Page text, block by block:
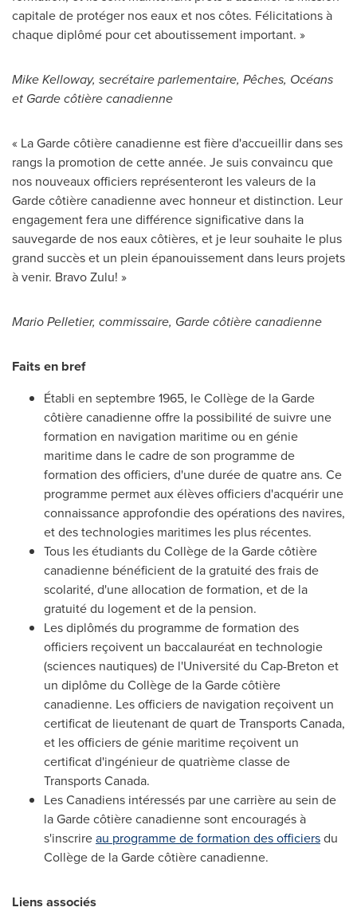
capitale de protéger nos eaux et nos côtes. Félicitations à
chaque diplômé pour cet aboutissement important. »
Mike Kelloway, secrétaire parlementaire, Pêches, Océans
et Garde côtière canadienne
« La Garde côtière canadienne est fière d'accueillir dans ses
rangs la promotion de cette année. Je suis convaincu que
nos nouveaux officiers représenteront les valeurs de la
Garde côtière canadienne avec honneur et distinction. Leur
engagement fera une différence significative dans la
sauvegarde de nos eaux côtières, et je leur souhaite le plus
grand succès et un plein épanouissement dans leurs projets
à venir. Bravo Zulu! »
Mario Pelletier, commissaire, Garde côtière canadienne
Faits en bref
Établi en septembre 1965, le Collège de la Garde
côtière canadienne offre la possibilité de suivre une
formation en navigation maritime ou en génie
maritime dans le cadre de son programme de
formation des officiers, d'une durée de quatre ans. Ce
programme permet aux élèves officiers d'acquérir une
connaissance approfondie des opérations des navires,
et des technologies maritimes les plus récentes.
Tous les étudiants du Collège de la Garde côtière
canadienne bénéficient de la gratuité des frais de
scolarité, d'une allocation de formation, et de la
gratuité du logement et de la pension.
Les diplômés du programme de formation des
officiers reçoivent un baccalauréat en technologie
(sciences nautiques) de l'Université du Cap-Breton et
un diplôme du Collège de la Garde côtière
canadienne. Les officiers de navigation reçoivent un
certificat de lieutenant de quart de Transports Canada,
et les officiers de génie maritime reçoivent un
certificat d'ingénieur de quatrième classe de
Transports Canada.
Les Canadiens intéressés par une carrière au sein de
la Garde côtière canadienne sont encouragés à
s'inscrireau programme de formation des officiersdu
Collège de la Garde côtière canadienne.
Liens associés